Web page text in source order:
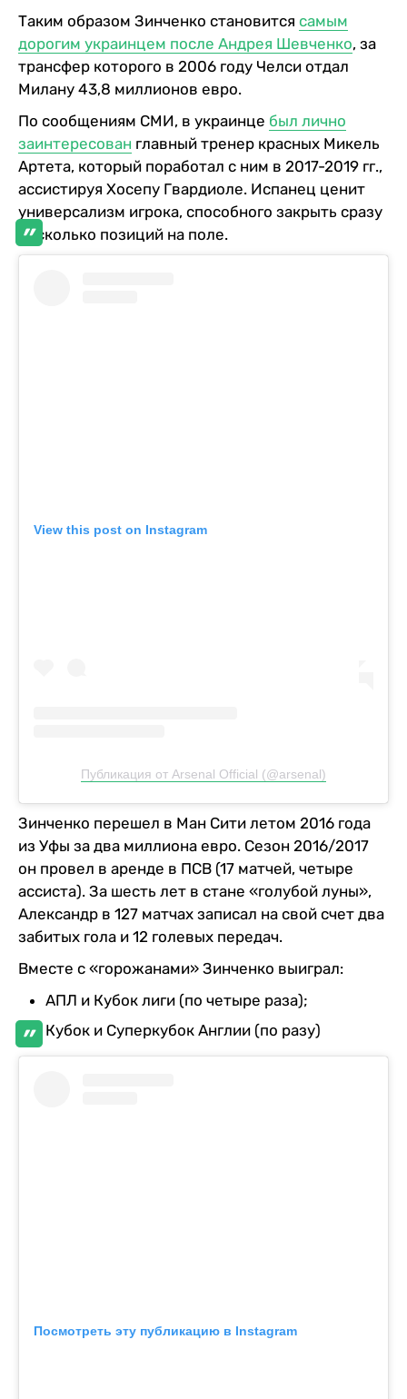
Таким образом Зинченко становится самым
дорогим украинцем после Андрея Шевченко, за
трансфер которого в 2006 году Челси отдал
Милану 43,8 миллионов евро.
По сообщениям СМИ, в украинце был лично
заинтересован главный тренер красных Микель
Артета, который поработал с ним в 2017-2019 гг.,
ассистируя Хосепу Гвардиоле. Испанец ценит
универсализм игрока, способного закрыть сразу
несколько позиций на поле.
View this post on Instagram
Публикация от Arsenal Official (@arsenal)
Зинченко перешел в Ман Сити летом 2016 года
из Уфы за два миллиона евро. Сезон 2016/2017
он провел в аренде в ПСВ (17 матчей, четыре
ассиста). За шесть лет в стане «голубой луны»,
Александр в 127 матчах записал на свой счет два
забитых гола и 12 голевых передач.
Вместе с «горожанами» Зинченко выиграл:
АПЛ и Кубок лиги (по четыре раза);
Кубок и Суперкубок Англии (по разу)
Посмотреть эту публикацию в Instagram